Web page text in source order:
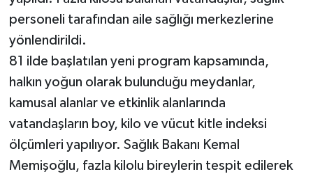
personeli tarafından aile sağlığı merkezlerine
yönlendirildi.
81 ilde başlatılan yeni program kapsamında,
halkın yoğun olarak bulunduğu meydanlar,
kamusal alanlar ve etkinlik alanlarında
vatandaşların boy, kilo ve vücut kitle indeksi
ölçümleri yapılıyor. Sağlık Bakanı Kemal
Memişoğlu, fazla kilolu bireylerin tespit edilerek